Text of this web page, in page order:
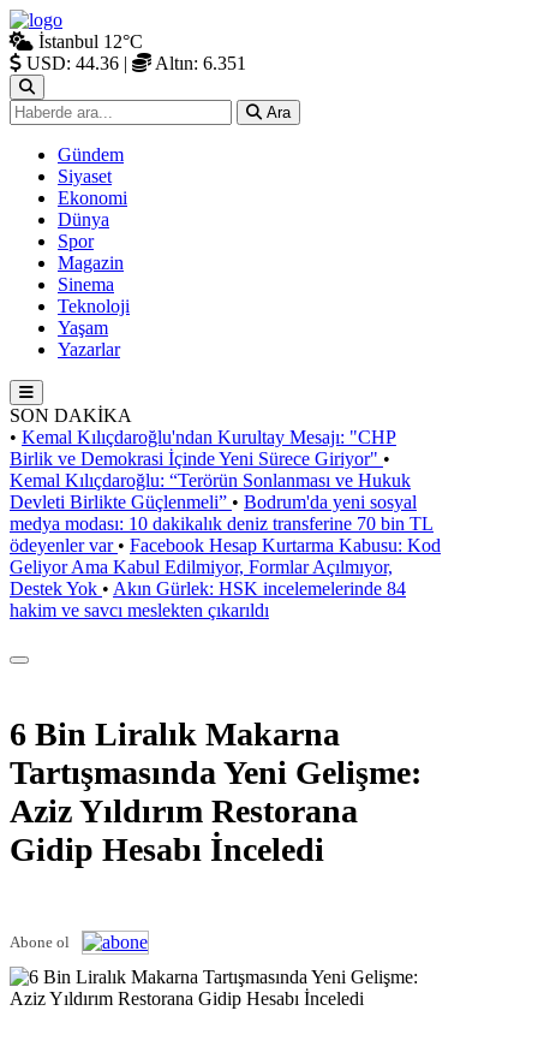
İstanbul 12°C
USD: 44.36 | Altın: 6.351
Ara
Gündem
Siyaset
Ekonomi
Dünya
Spor
Magazin
Sinema
Teknoloji
Yaşam
Yazarlar
SON DAKİKA
• Kemal Kılıçdaroğlu'ndan Kurultay Mesajı: "CHP
Birlik ve Demokrasi İçinde Yeni Sürece Giriyor" •
Kemal Kılıçdaroğlu: “Terörün Sonlanması ve Hukuk
Devleti Birlikte Güçlenmeli” • Bodrum'da yeni sosyal
medya modası: 10 dakikalık deniz transferine 70 bin TL
ödeyenler var • Facebook Hesap Kurtarma Kabusu: Kod
Geliyor Ama Kabul Edilmiyor, Formlar Açılmıyor,
Destek Yok • Akın Gürlek: HSK incelemelerinde 84
hakim ve savcı meslekten çıkarıldı
6 Bin Liralık Makarna
Tartışmasında Yeni Gelişme:
Aziz Yıldırım Restorana
Gidip Hesabı İnceledi
Abone ol